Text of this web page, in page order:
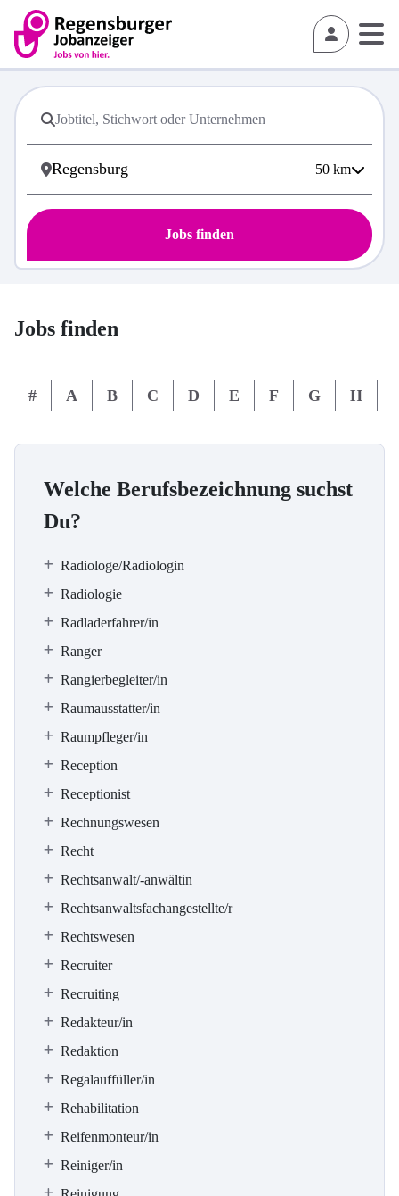
50 km
Jobs finden
Jobs finden
# A B C D E F G H
Welche Berufsbezeichnung suchst
Du?
Radiologe/Radiologin
Radiologie
Radladerfahrer/in
Ranger
Rangierbegleiter/in
Raumausstatter/in
Raumpfleger/in
Reception
Receptionist
Rechnungswesen
Recht
Rechtsanwalt/-anwältin
Rechtsanwaltsfachangestellte/r
Rechtswesen
Recruiter
Recruiting
Redakteur/in
Redaktion
Regalauffüller/in
Rehabilitation
Reifenmonteur/in
Reiniger/in